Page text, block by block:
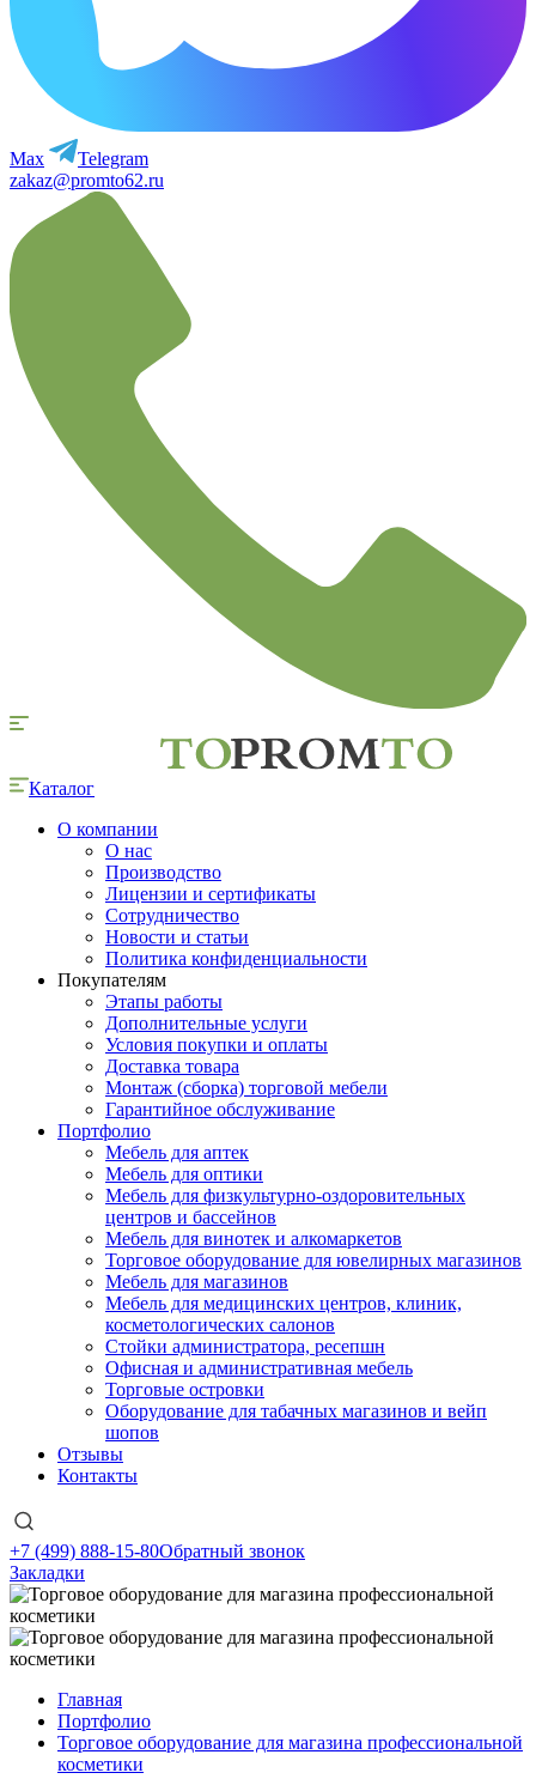
Max
Telegram
zakaz@promto62.ru
Каталог
О компании
О нас
Производство
Лицензии и сертификаты
Сотрудничество
Новости и статьи
Политика конфиденциальности
Покупателям
Этапы работы
Дополнительные услуги
Условия покупки и оплаты
Доставка товара
Монтаж (сборка) торговой мебели
Гарантийное обслуживание
Портфолио
Мебель для аптек
Мебель для оптики
Мебель для физкультурно-оздоровительных
центров и бассейнов
Мебель для винотек и алкомаркетов
Торговое оборудование для ювелирных магазинов
Мебель для магазинов
Мебель для медицинских центров, клиник,
косметологических салонов
Стойки администратора, ресепшн
Офисная и административная мебель
Торговые островки
Оборудование для табачных магазинов и вейп
шопов
Отзывы
Контакты
+7 (499) 888-15-80Обратный звонок
Закладки
Главная
Портфолио
Торговое оборудование для магазина профессиональной
косметики